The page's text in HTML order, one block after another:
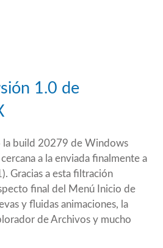
1.0 de
la build 20279 de Windows
a la enviada finalmente a
Gracias a esta filtración
final del Menú Inicio de
y fluidas animaciones, la
de Archivos y mucho